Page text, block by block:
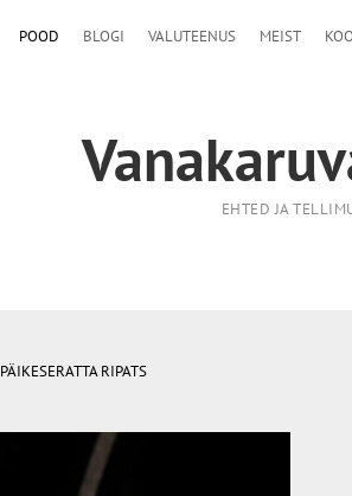
POOD BLOGI VALUTEENUS MEIST
EHTED JA
PÄIKESERATTA RIPATS